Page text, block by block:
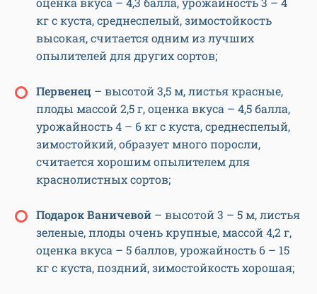
кг с куста, среднеспелый, зимостойкость
высокая, считается одним из лучших
опылителей для других сортов;
Первенец – высотой 3,5 м, листья красные,
плоды массой 2,5 г, оценка вкуса – 4,5 балла,
урожайность 4 – 6 кг с куста, среднеспелый,
зимостойкий, образует много поросли,
считается хорошим опылителем для
краснолистных сортов;
Подарок Ваничевой – высотой 3 – 5 м, листья
зеленые, плоды очень крупные, массой 4,2 г,
оценка вкуса – 5 баллов, урожайность 6 – 15
кг с куста, поздний, зимостойкость хорошая;